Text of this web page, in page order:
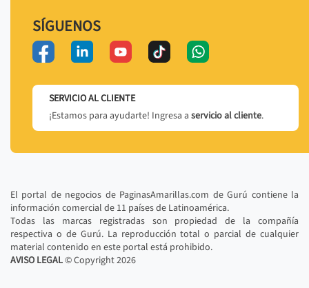
SÍGUENOS
SERVICIO AL CLIENTE
¡Estamos para ayudarte! Ingresa a servicio al cliente.
El portal de negocios de PaginasAmarillas.com de Gurú contiene la
información comercial de 11 países de Latinoamérica.
Todas las marcas registradas son propiedad de la compañía
respectiva o de Gurú. La reproducción total o parcial de cualquier
material contenido en este portal está prohibido.
AVISO LEGAL© Copyright2026